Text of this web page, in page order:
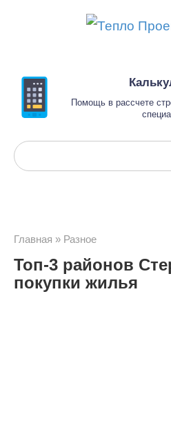
Помощь в рассчете
Поиск:
Главная » Разное
Топ-3 районов
покупки жилья